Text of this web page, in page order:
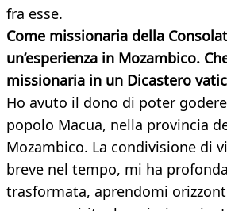
fra esse.
Come missionaria della
un’esperienza in Mozambico.
missionaria in un Dicastero
Ho avuto il dono di poter
popolo Macua, nella provincia
Mozambico. La condivisione di
breve nel tempo, mi ha
trasformata, aprendomi